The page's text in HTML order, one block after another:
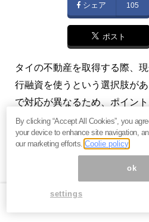
シェア 105
ポスト
タイの不動産を取得する際、
行融資を使うという選択肢が
で対応が異なるため、ポイン
ロビジ！)タイ不動産メルマガ
プロフィール：板野雅由（いた
ファイナンシャルプランナー
ンコク在住でコンドミニアム
アトレ アジア（タイランド）
ネストゥデイ日本語版』編集
By clicking “Accept All Cookies”, you
your device to enhance site navigation,
our marketing efforts.Coolie policy
ok
settings